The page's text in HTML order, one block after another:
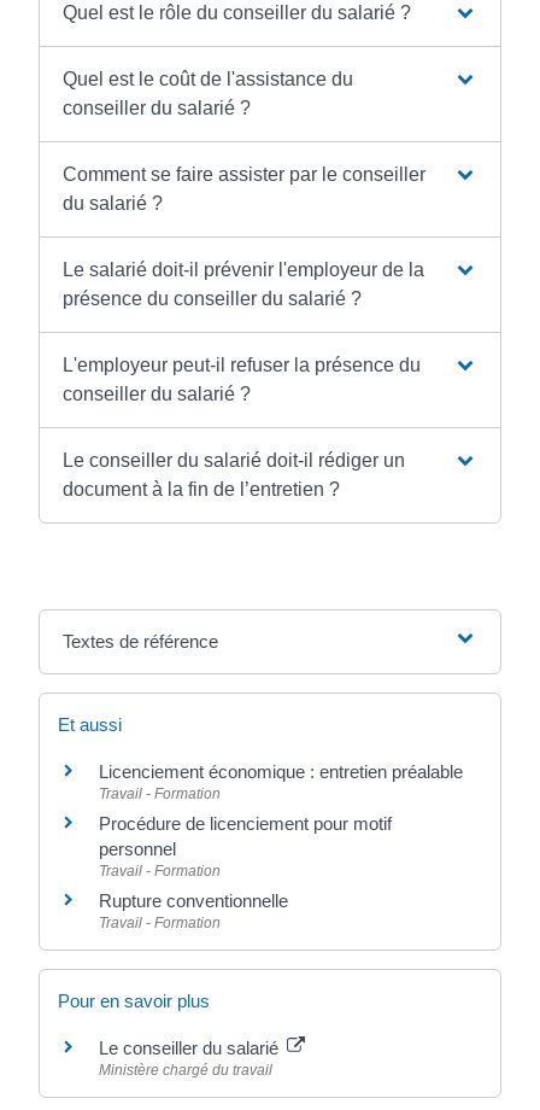
Quel est le rôle du conseiller du salarié ?
Quel est le coût de l'assistance du
conseiller du salarié ?
Comment se faire assister par le conseiller
du salarié ?
Le salarié doit-il prévenir l'employeur de la
présence du conseiller du salarié ?
L'employeur peut-il refuser la présence du
conseiller du salarié ?
Le conseiller du salarié doit-il rédiger un
document à la fin de l’entretien ?
Textes de référence
Et aussi
Licenciement économique : entretien préalable
Travail - Formation
Procédure de licenciement pour motif
personnel
Travail - Formation
Rupture conventionnelle
Travail - Formation
Pour en savoir plus
Le conseiller du salarié
Ministère chargé du travail